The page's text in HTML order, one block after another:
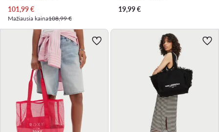
Dabartinė kaina
101,99€
Mažiausia kaina108,99 €
19,99€